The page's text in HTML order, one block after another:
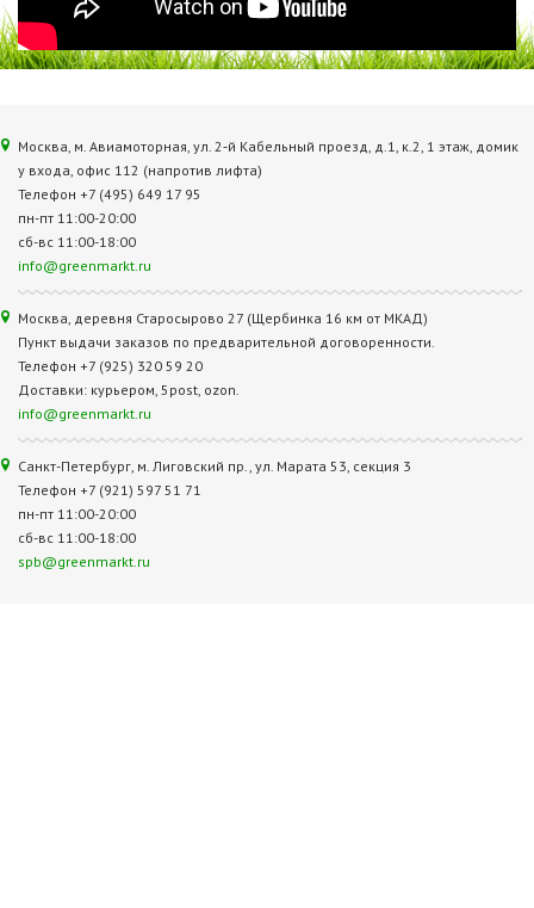
Москва, м. Авиамоторная, ул. 2‑й Кабельный проезд, д.1, к.2, 1 этаж, домик
у входа, офис 112 (напротив лифта)
Телефон +7 (495) 649 17 95
пн-пт 11:00-20:00
сб-вс 11:00-18:00
info@greenmarkt.ru
Москва, деревня Старосырово 27 (Щербинка 16 км от МКАД)
Пункт выдачи заказов по предварительной договоренности.
Телефон +7 (925) 320 59 20
Доставки: курьером, 5post, ozon.
info@greenmarkt.ru
Санкт-Петербург, м. Лиговский пр., ул. Марата 53, секция 3
Телефон +7 (921) 597 51 71
пн-пт 11:00-20:00
сб-вс 11:00-18:00
spb@greenmarkt.ru